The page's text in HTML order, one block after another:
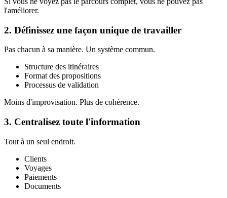
l'améliorer.
2. Définissez une façon unique de travailler
Pas chacun à sa manière. Un système commun.
Structure des itinéraires
Format des propositions
Processus de validation
Moins d'improvisation. Plus de cohérence.
3. Centralisez toute l'information
Tout à un seul endroit.
Clients
Voyages
Paiements
Documents